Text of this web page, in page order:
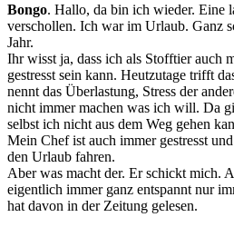
Bongo. Hallo, da bin ich wieder. Eine
verschollen. Ich war im Urlaub. Ganz
Jahr.
Ihr wisst ja, dass ich als Stofftier auch
gestresst sein kann. Heutzutage trifft
nennt das Überlastung, Stress der
nicht immer machen was ich will. Da
selbst ich nicht aus dem Weg gehen
Mein Chef ist auch immer gestresst
den Urlaub fahren.
Aber was macht der. Er schickt mich.
eigentlich immer ganz entspannt nur
hat davon in der Zeitung gelesen.